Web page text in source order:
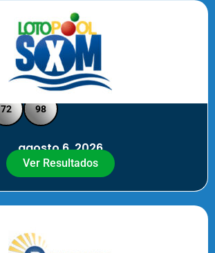
Loto Pool SXM Noche
72 98
agosto 6, 2026
Ver Resultados